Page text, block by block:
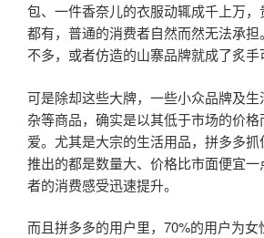
包、一件香奈儿的衣服动辄成千上万
都有，普通的消费者自然而然无法承
不多，或者仿造的山寨品牌就成了炙手
可是除却这些大牌，一些小众品牌及
杂等商品，确实是以其低于市场的价
爱。尤其是大宗的生活用品，拼多多抓
推出的都是数量大、价格比市面便宜
者的消费感受迅速提升。
而且拼多多的用户里，70%的用户为女